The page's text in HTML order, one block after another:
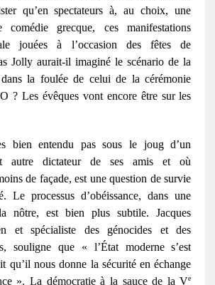
qu’en spectateurs à, au choix, une
grecque, ces manifestations
jouées à l’occasion des fêtes de
Jolly aurait-il imaginé le scénario de la
la foulée de celui de la cérémonie
? Les évêques vont encore être sur les
bien entendu pas sous le joug d’un
autre dictateur de ses amis et où
de façade, est une question de survie
Le processus d’obéissance, dans une
nôtre, est bien plus subtile. Jacques
et spécialiste des génocides et des
souligne que « l’État moderne s’est
qu’il nous donne la sécurité en échange
». La démocratie à la sauce de la Ve